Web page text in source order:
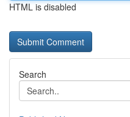
HTML is disabled
Search